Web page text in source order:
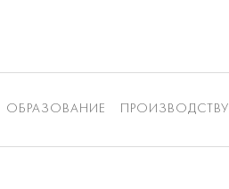
ОБРАЗОВАНИЕ ПРОИЗВОДСТВУ